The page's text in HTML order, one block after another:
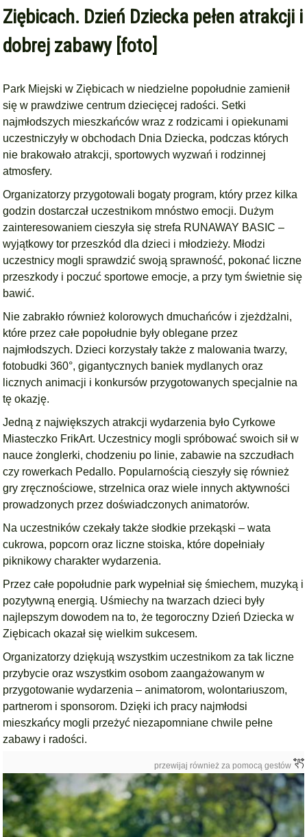
Ziębicach. Dzień Dziecka pełen atrakcji i
dobrej zabawy [foto]
Park Miejski w Ziębicach w niedzielne popołudnie zamienił
się w prawdziwe centrum dziecięcej radości. Setki
najmłodszych mieszkańców wraz z rodzicami i opiekunami
uczestniczyły w obchodach Dnia Dziecka, podczas których
nie brakowało atrakcji, sportowych wyzwań i rodzinnej
atmosfery.
Organizatorzy przygotowali bogaty program, który przez kilka
godzin dostarczał uczestnikom mnóstwo emocji. Dużym
zainteresowaniem cieszyła się strefa RUNAWAY BASIC –
wyjątkowy tor przeszkód dla dzieci i młodzieży. Młodzi
uczestnicy mogli sprawdzić swoją sprawność, pokonać liczne
przeszkody i poczuć sportowe emocje, a przy tym świetnie się
bawić.
Nie zabrakło również kolorowych dmuchańców i zjeżdżalni,
które przez całe popołudnie były oblegane przez
najmłodszych. Dzieci korzystały także z malowania twarzy,
fotobudki 360°, gigantycznych baniek mydlanych oraz
licznych animacji i konkursów przygotowanych specjalnie na
tę okazję.
Jedną z największych atrakcji wydarzenia było Cyrkowe
Miasteczko FrikArt. Uczestnicy mogli spróbować swoich sił w
nauce żonglerki, chodzeniu po linie, zabawie na szczudłach
czy rowerkach Pedallo. Popularnością cieszyły się również
gry zręcznościowe, strzelnica oraz wiele innych aktywności
prowadzonych przez doświadczonych animatorów.
Na uczestników czekały także słodkie przekąski – wata
cukrowa, popcorn oraz liczne stoiska, które dopełniały
piknikowy charakter wydarzenia.
Przez całe popołudnie park wypełniał się śmiechem, muzyką i
pozytywną energią. Uśmiechy na twarzach dzieci były
najlepszym dowodem na to, że tegoroczny Dzień Dziecka w
Ziębicach okazał się wielkim sukcesem.
Organizatorzy dziękują wszystkim uczestnikom za tak liczne
przybycie oraz wszystkim osobom zaangażowanym w
przygotowanie wydarzenia – animatorom, wolontariuszom,
partnerom i sponsorom. Dzięki ich pracy najmłodsi
mieszkańcy mogli przeżyć niezapomniane chwile pełne
zabawy i radości.
przewijaj również za pomocą gestów